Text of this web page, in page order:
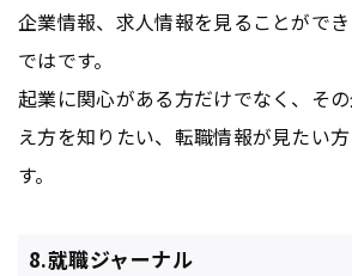
企業情報、求人情報を見ることがで
ではです。
起業に関心がある方だけでなく、そ
え方を知りたい、転職情報が見たい
す。
8.就職ジャーナル